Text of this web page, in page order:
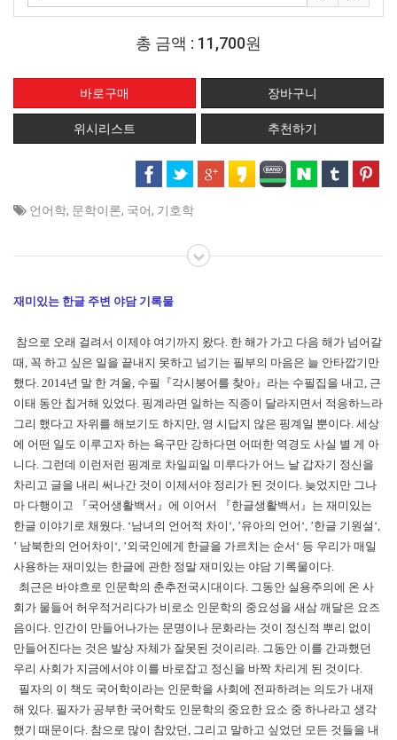
총 금액 : 11,700원
위시리스트 추천하기
언어학, 문학이론, 국어, 기호학
재미있는 한글 주변 야담 기록물
참으로 오래 걸려서 이제야 여기까지 왔다. 한 해가 가고 다음 해가 넘어갈
때, 꼭 하고 싶은 일을 끝내지 못하고 넘기는 필부의 마음은 늘 안타깝기만
했다. 2014년 말 한 겨울, 수필『각시붕어를 찾아』라는 수필집을 내고, 근
이태 동안 칩거해 있었다. 핑계라면 일하는 직종이 달라지면서 적응하느라
그리 했다고 자위를 해보기도 하지만, 영 시답지 않은 핑계일 뿐이다. 세상
에 어떤 일도 이루고자 하는 욕구만 강하다면 어떠한 역경도 사실 별 게 아
니다. 그런데 이런저런 핑계로 차일피일 미루다가 어느 날 갑자기 정신을
차리고 글을 내리 써나간 것이 이제서야 정리가 된 것이다. 늦었지만 그나
마 다행이고 『국어생활백서』에 이어서 『한글생활백서』는 재미있는
한글 이야기로 채웠다. ‘남녀의 언어적 차이‘, ’유아의 언어‘, ’한글 기원설‘,
’ 남북한의 언어차이‘, ’외국인에게 한글을 가르치는 순서‘ 등 우리가 매일
사용하는 재미있는 한글에 관한 정말 재미있는 야담 기록물이다.
최근은 바야흐로 인문학의 춘추전국시대이다. 그동안 실용주의에 온 사
회가 물들어 허우적거리다가 비로소 인문학의 중요성을 새삼 깨달은 요즈
음이다. 인간이 만들어나가는 문명이나 문화라는 것이 정신적 뿌리 없이
만들어진다는 것은 발상 자체가 잘못된 것이리라. 그동안 이를 간과했던
우리 사회가 지금에서야 이를 바로잡고 정신을 바짝 차리게 된 것이다.
필자의 이 책도 국어학이라는 인문학을 사회에 전파하려는 의도가 내재
해 있다. 필자가 공부한 국어학도 인문학의 중요한 요소 중 하나라고 생각
했기 때문이다. 참으로 많이 참았던, 그리고 말하고 싶었던 모든 것들을 내